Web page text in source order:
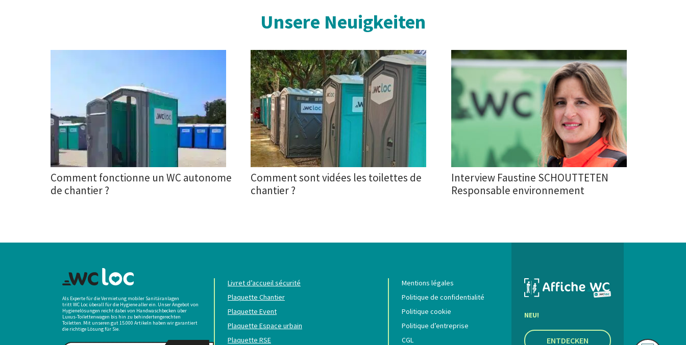
Unsere Neuigkeiten
Comment fonctionne un WC autonome
de chantier ?
Comment sont vidées les toilettes de
chantier ?
Interview Faustine SCHOUTTETEN
Responsable environnement
Als Experte für die Vermietung mobiler Sanitäranlagen
tritt WC Loc überall für die Hygiene aller ein. Unser Angebot von
Hygienelösungen reicht dabei von Handwaschbecken über
Luxus-Toilettenwagen bis hin zu behindertengerechten
Toiletten. Mit unseren gut 15.000 Artikeln haben wir garantiert
die richtige Lösung für Sie.
Livret d’accueil sécurité
Plaquette Chantier
Plaquette Event
Plaquette Espace urbain
Plaquette RSE
Mentions légales
Politique de confidentialité
Politique cookie
Politique d’entreprise
CGL
NEU!
ENTDECKEN